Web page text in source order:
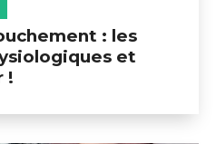
: les
et
!